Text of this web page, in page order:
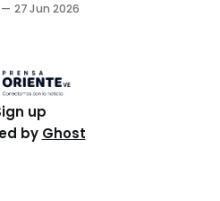
que vive Venezuela por
27 Jun 2026
up
by Ghost